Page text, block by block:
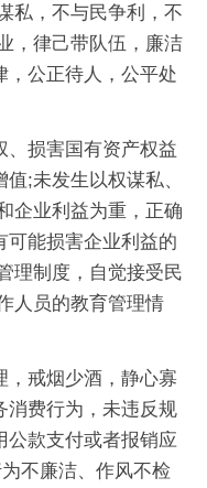
私，不与民争利，不
，律己带队伍，廉洁
，公正待人，公平处
、损害国有资产权益
;未发生以权谋私、
企业利益为重，正确
可能损害企业利益的
理制度，自觉接受民
人员的教育管理情
，戒烟少酒，静心寡
消费行为，未违反规
公款支付或者报销应
不廉洁、作风不检